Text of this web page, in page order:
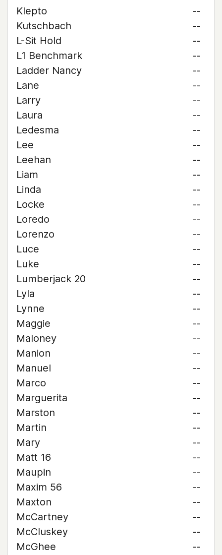
Klepto
--
Kutschbach
--
L-Sit Hold
--
L1 Benchmark
--
Ladder Nancy
--
Lane
--
Larry
--
Laura
--
Ledesma
--
Lee
--
Leehan
--
Liam
--
Linda
--
Locke
--
Loredo
--
Lorenzo
--
Luce
--
Luke
--
Lumberjack 20
--
Lyla
--
Lynne
--
Maggie
--
Maloney
--
Manion
--
Manuel
--
Marco
--
Marguerita
--
Marston
--
Martin
--
Mary
--
Matt 16
--
Maupin
--
Maxim 56
--
Maxton
--
McCartney
--
McCluskey
--
McGhee
--